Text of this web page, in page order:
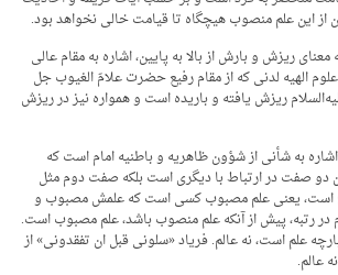
از این علم منصوب هیچگاه تا قیامت خالی نخواهد بود.
ریزش و بارش از بالا به پایین، اشاره به مقام عالی
الهیه لدنی که از مقام رفیع حضرت علامّ الغیوب جل
ریزش یافته و باریده است و همواره نیز در ریزش
به شأنی از شؤون ظاهریه و باطنیه امام است که
دو صفت در ارتباط با دیگری است بلکه صفت دوم مثل
یعنی علم مصبوب کسی است که علمش مصبوب و
در رتبه، پیش از آنکه علم منصوب باشد، علم مصبوب است.
علم است، نه عالم. فریاد «سلونی قبل ان تفقدونی» از
عالم.